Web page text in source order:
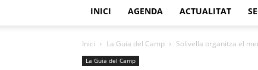
INICI AGENDA ACTUALITAT
Inici La Guia del Camp Solivella organitza el
La Guia del Camp